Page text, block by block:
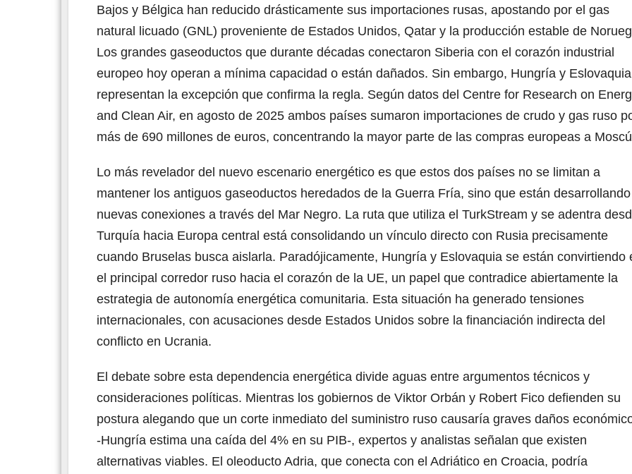
Bajos y Bélgica han reducido drásticamente sus importaciones rusas, apostando por el gas
natural licuado (GNL) proveniente de Estados Unidos, Qatar y la producción estable de
Los grandes gaseoductos que durante décadas conectaron Siberia con el corazón industrial
europeo hoy operan a mínima capacidad o están dañados. Sin embargo, Hungría y Eslovaquia
representan la excepción que confirma la regla. Según datos del Centre for Research on
and Clean Air, en agosto de 2025 ambos países sumaron importaciones de crudo y gas ruso
más de 690 millones de euros, concentrando la mayor parte de las compras europeas a
Lo más revelador del nuevo escenario energético es que estos dos países no se limitan a
mantener los antiguos gaseoductos heredados de la Guerra Fría, sino que están desarrollando
nuevas conexiones a través del Mar Negro. La ruta que utiliza el TurkStream y se adentra
Turquía hacia Europa central está consolidando un vínculo directo con Rusia precisamente
cuando Bruselas busca aislarla. Paradójicamente, Hungría y Eslovaquia se están convirtiendo
el principal corredor ruso hacia el corazón de la UE, un papel que contradice abiertamente la
estrategia de autonomía energética comunitaria. Esta situación ha generado tensiones
internacionales, con acusaciones desde Estados Unidos sobre la financiación indirecta del
conflicto en Ucrania.
El debate sobre esta dependencia energética divide aguas entre argumentos técnicos y
consideraciones políticas. Mientras los gobiernos de Viktor Orbán y Robert Fico defienden su
postura alegando que un corte inmediato del suministro ruso causaría graves daños
-Hungría estima una caída del 4% en su PIB-, expertos y analistas señalan que existen
alternativas viables. El oleoducto Adria, que conecta con el Adriático en Croacia, podría